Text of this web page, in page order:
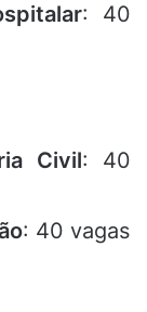
: 40
Civil: 40
: 40 vagas